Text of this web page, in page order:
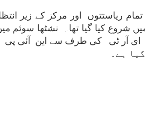
لٹریسی اینڈ نمریسی (ایف ایل این) دکشا پلیٹ فارم پر 7 ستمبر 2021 کو تمام ریاستتوں اور مرکز کے زیر
شروع کیا گیا تھا۔ نشٹھا سوئم
سی ای آر ٹی کی طرف سے این آئی پی